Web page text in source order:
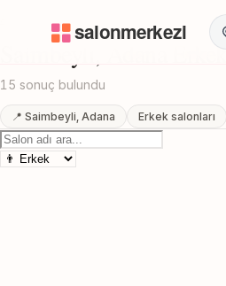
Erkek
Saimbeyli, Adana
15 sonuç bulundu
📍 Saimbeyli, Adana Erkek salonları